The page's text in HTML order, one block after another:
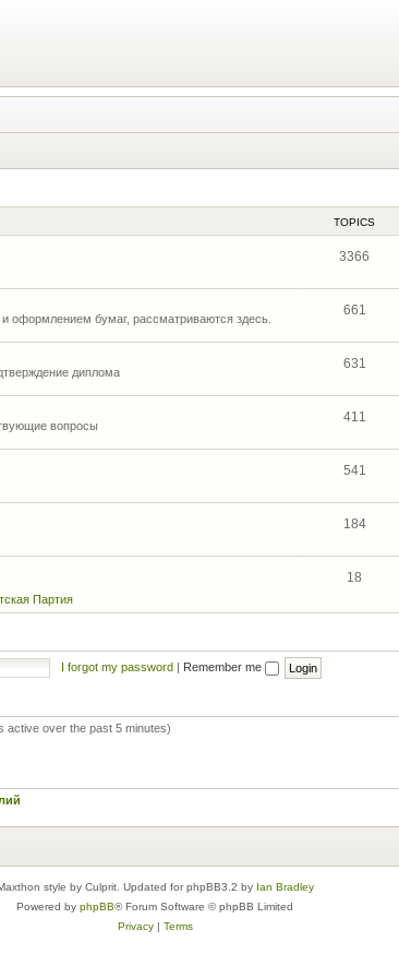
TOPICS
3366
оформлением бумаг, рассматриваются здесь.
661
диплома
631
вопросы
411
541
184
Партия
18
I forgot my password | Remember me
active over the past 5 minutes)
style by Culprit. Updated for phpBB3.2 by Ian Bradley
Powered by phpBB® Forum Software © phpBB Limited
Privacy| Terms